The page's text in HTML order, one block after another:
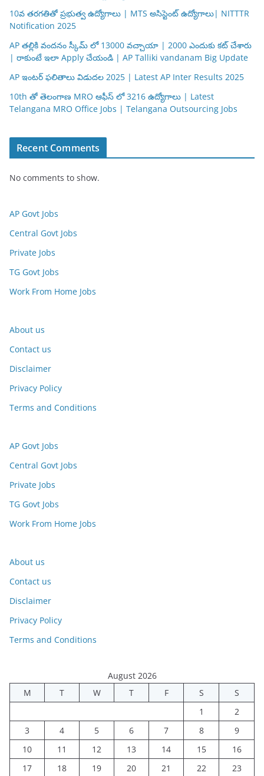
10వ తరగతితో ప్రభుత్వ ఉద్యోగాలు | MTS అసిస్టెంట్ ఉద్యోగాలు| NITTTR
Notification 2025
AP తల్లికి వందనం స్కీమ్ లో 13000 వచ్చాయా | 2000 ఎందుకు కట్ చేశారు
| రాకుంటే ఇలా Apply చేయండి | AP Talliki vandanam Big Update
AP ఇంటర్ ఫలితాలు విడుదల 2025 | Latest AP Inter Results 2025
10th తో తెలంగాణ MRO ఆఫీస్ లో 3216 ఉద్యోగాలు | Latest
Telangana MRO Office Jobs | Telangana Outsourcing Jobs
Recent Comments
No comments to show.
AP Govt Jobs
Central Govt Jobs
Private Jobs
TG Govt Jobs
Work From Home Jobs
About us
Contact us
Disclaimer
Privacy Policy
Terms and Conditions
AP Govt Jobs
Central Govt Jobs
Private Jobs
TG Govt Jobs
Work From Home Jobs
About us
Contact us
Disclaimer
Privacy Policy
Terms and Conditions
August 2026
M
T W T F S
S
1
2
3
4 5 6 7 8
9
10
11 12 13 14 15
16
17
18 19 20 21 22 23